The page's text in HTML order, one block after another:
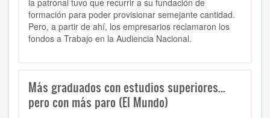
la patronal tuvo que recurrir a su fundación de
formación para poder provisionar semejante cantidad.
Pero, a partir de ahí, los empresarios reclamaron los
fondos a Trabajo en la Audiencia Nacional.
Más graduados con estudios superiores...
pero con más paro (El Mundo)